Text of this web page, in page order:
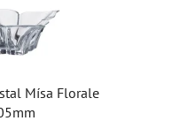
Mísa Florale